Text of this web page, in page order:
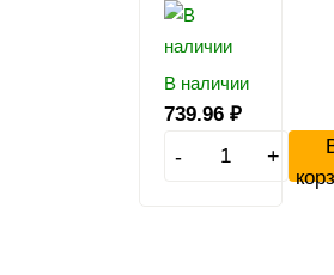
В наличии
739.96 ₽
- +